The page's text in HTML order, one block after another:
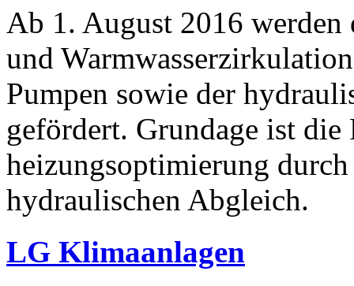
Ab 1. August 2016 werden
und
Pumpen sowie der
gefördert. Grundage ist
heizungsoptimierung
hydraulischen Abgleich.
LG Klimaanlagen